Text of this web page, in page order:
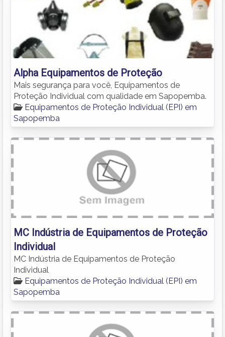
Alpha Equipamentos de Proteção
Mais segurança para você, Equipamentos de
Proteção Individual com qualidade em Sapopemba.
Equipamentos de Proteção Individual (EPI) em
Sapopemba
MC Indústria de Equipamentos de Proteção
Individual
MC Indústria de Equipamentos de Proteção
Individual
Equipamentos de Proteção Individual (EPI) em
Sapopemba